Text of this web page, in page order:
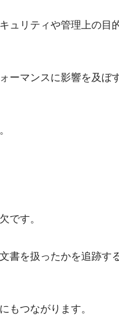
ュリティや管理上の目
ーマンスに影響を及ぼ
です。
書を扱ったかを追跡す
もつながります。